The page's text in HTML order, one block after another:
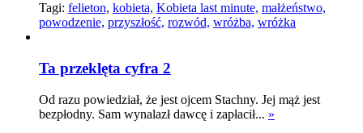
Tagi: felieton, kobieta, Kobieta last minute, małżeństwo,
powodzenie, przyszłość, rozwód, wróżba, wróżka
Ta przeklęta cyfra 2
Od razu powiedział, że jest ojcem Stachny. Jej mąż jest
bezpłodny. Sam wynalazł dawcę i zapłacił... »